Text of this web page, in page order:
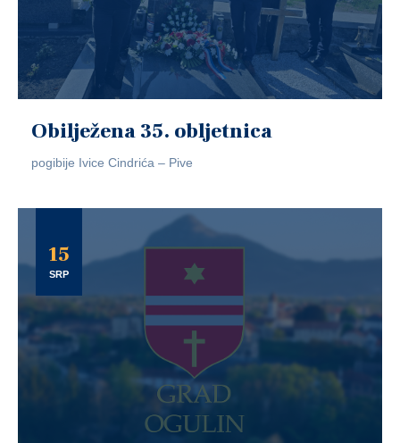
Obilježena 35. obljetnica
pogibije Ivice Cindrića – Pive
15
SRP